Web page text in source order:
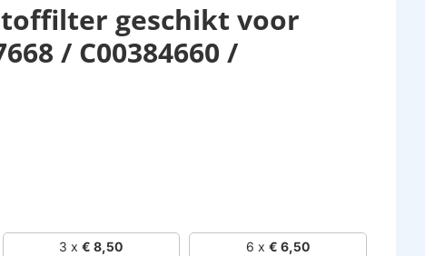
geschikt voor
/ C00384660 /
3 x€ 8,50
6 x€ 6,50